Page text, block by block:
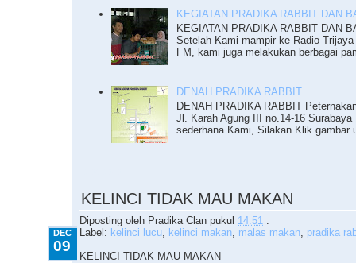
KEGIATAN PRADIKA RABBIT DAN
KEGIATAN PRADIKA RABBIT DAN
Setelah Kami mampir ke Radio
FM, kami juga melakukan berbagai
DENAH PRADIKA RABBIT
DENAH PRADIKA RABBIT
Jl. Karah Agung III no.14-16 Surabaya
sederhana Kami, Silakan Klik gambar
KELINCI TIDAK MAU MAKAN
Diposting oleh Pradika Clan pukul 14.51
DEC
09
Label: kelinci lucu kelinci makan malas makan pradika
KELINCI TIDAK MAU MAKAN